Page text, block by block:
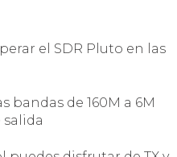
el SDR Pluto en las
bandas de 160M a 6M